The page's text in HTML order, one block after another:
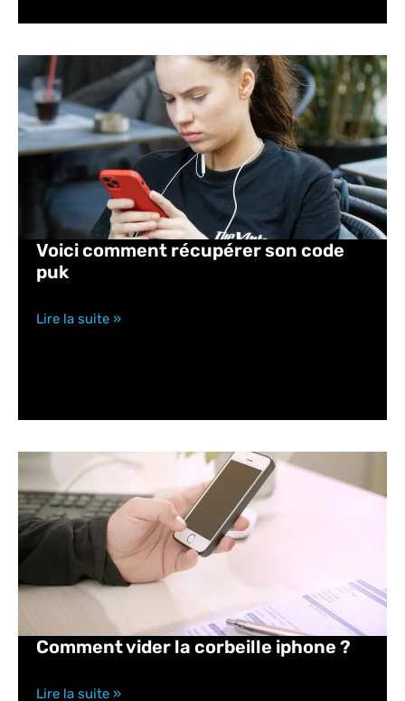
Voici comment récupérer son code
puk
Lire la suite »
Comment vider la corbeille iphone ?
Lire la suite »